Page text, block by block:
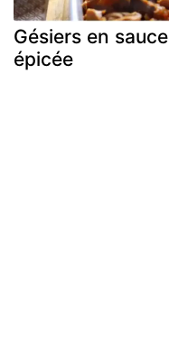
Gésiers en sauce
épicée